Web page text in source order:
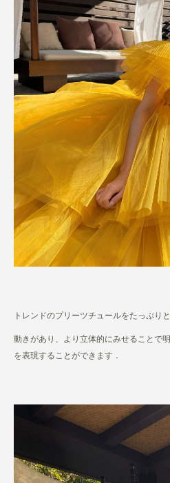
トレンドのプリーツチュールをたっぷり
動きがあり、より立体的にみせることで
を表現することができます．